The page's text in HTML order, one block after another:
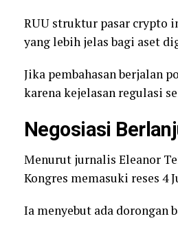
RUU struktur pasar crypto
yang lebih jelas bagi aset
Jika pembahasan berjalan
karena kejelasan regulasi
Negosiasi
Menurut jurnalis Eleanor
Kongres memasuki reses 4
Ia menyebut ada dorongan